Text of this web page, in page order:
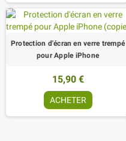
Protection d'écran en verre trempé
pour Apple iPhone
15,90 €
ACHETER